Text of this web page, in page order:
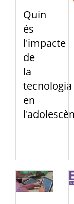
Quin
és
l'impacte
de
la
tecnologia
en